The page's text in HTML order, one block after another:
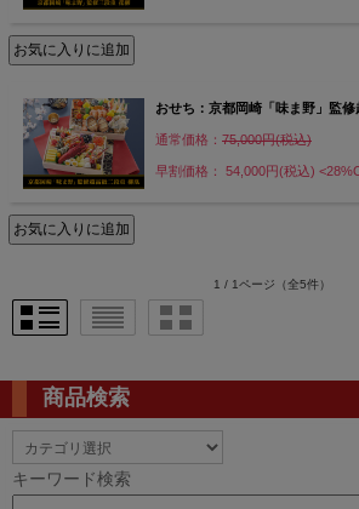
おせち：京都岡崎「味ま野」監修
通常価格： 75,000円(税込)
早割価格： 54,000円(税込)
1 / 1ページ （全5件）
商品検索
キーワード検索